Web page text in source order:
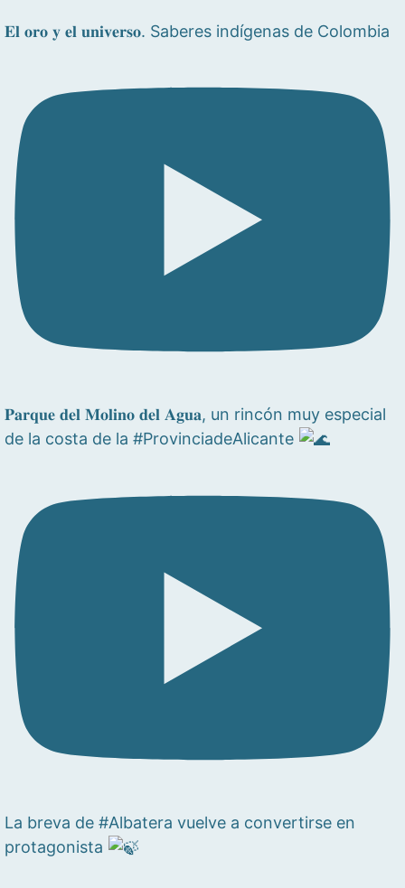
𝐄𝐥 𝐨𝐫𝐨 𝐲 𝐞𝐥 𝐮𝐧𝐢𝐯𝐞𝐫𝐬𝐨. Saberes indígenas de Colombia
𝐏𝐚𝐫𝐪𝐮𝐞 𝐝𝐞𝐥 𝐌𝐨𝐥𝐢𝐧𝐨 𝐝𝐞𝐥 𝐀𝐠𝐮𝐚, un rincón muy especial
de la costa de la #ProvinciadeAlicante
La breva de #Albatera vuelve a convertirse en
protagonista